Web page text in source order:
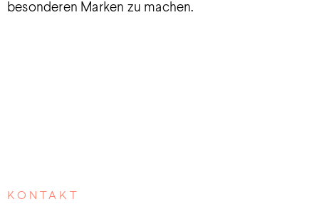
besonderen Marken zu machen.
KONTAKT